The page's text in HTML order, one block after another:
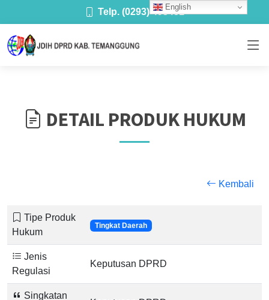
English
Telp. (0293) 493481
DETAIL PRODUK HUKUM
Kembali
Tipe Produk
Hukum
Tingkat Daerah
Jenis
Regulasi
Keputusan DPRD
Singkatan